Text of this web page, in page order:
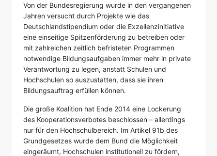
Von der Bundesregierung wurde in den vergangenen
Jahren versucht durch Projekte wie das
Deutschlandstipendium oder die Exzellenzinitiative
eine einseitige Spitzenförderung zu betreiben oder
mit zahlreichen zeitlich befristeten Programmen
notwendige Bildungsaufgaben immer mehr in private
Verantwortung zu legen, anstatt Schulen und
Hochschulen so auszustatten, dass sie ihren
Bildungsauftrag erfüllen können.
Die große Koalition hat Ende 2014 eine Lockerung
des Kooperationsverbotes beschlossen – allerdings
nur für den Hochschulbereich. Im Artikel 91b des
Grundgesetzes wurde dem Bund die Möglichkeit
eingeräumt, Hochschulen institutionell zu fördern,